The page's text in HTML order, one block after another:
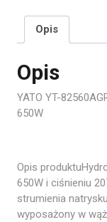
Opis
Opis
YATO YT-
650W
Opis
650W i ciśnieniu
strumienia
wyposażony w